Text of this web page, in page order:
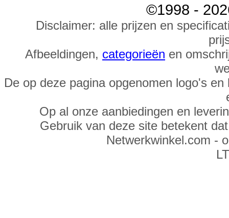
©1998 -
Disclaimer: alle prijzen en
Afbeeldingen, categorieën en
De op deze pagina opgenomen logo's
Op al onze aanbiedingen en
Gebruik van deze site betekent
Netwerkwinkel.com -